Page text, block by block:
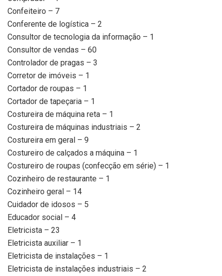
Confeiteiro – 7
Conferente de logística – 2
Consultor de tecnologia da informação – 1
Consultor de vendas – 60
Controlador de pragas – 3
Corretor de imóveis – 1
Cortador de roupas – 1
Cortador de tapeçaria – 1
Costureira de máquina reta – 1
Costureira de máquinas industriais – 2
Costureira em geral – 9
Costureiro de calçados a máquina – 1
Costureiro de roupas (confecção em série) – 1
Cozinheiro de restaurante – 1
Cozinheiro geral – 14
Cuidador de idosos – 5
Educador social – 4
Eletricista – 23
Eletricista auxiliar – 1
Eletricista de instalações – 1
Eletricista de instalações industriais – 2